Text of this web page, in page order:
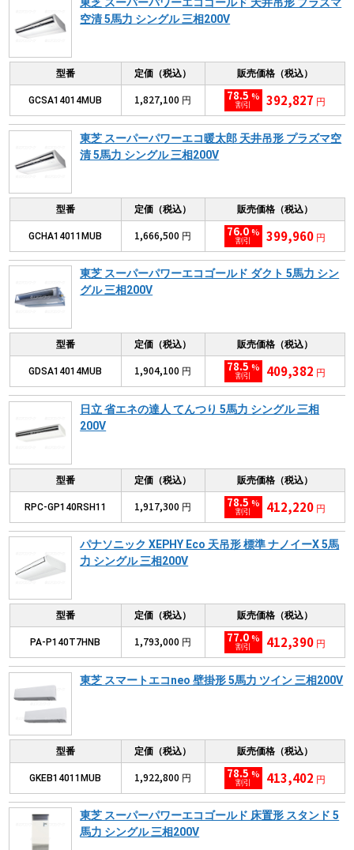
東芝 スーパーパワーエコゴールド 天井吊形 プラズマ
空清 5馬力 シングル 三相200V
型番 定価（税込） 販売価格（税込）
GCSA14014MUB 1,827,100 円 78.5 %
割引 392,827 円
東芝 スーパーパワーエコ暖太郎 天井吊形 プラズマ空
清 5馬力 シングル 三相200V
型番 定価（税込） 販売価格（税込）
GCHA14011MUB 1,666,500 円 76.0 %
割引 399,960 円
東芝 スーパーパワーエコゴールド ダクト 5馬力 シン
グル 三相200V
型番 定価（税込） 販売価格（税込）
GDSA14014MUB 1,904,100 円 78.5 %
割引 409,382 円
日立 省エネの達人 てんつり 5馬力 シングル 三相
200V
型番 定価（税込） 販売価格（税込）
RPC-GP140RSH11 1,917,300 円 78.5 %
割引 412,220 円
パナソニック XEPHY Eco 天吊形 標準 ナノイーX 5馬
力 シングル 三相200V
型番 定価（税込） 販売価格（税込）
PA-P140T7HNB 1,793,000 円 77.0 %
割引 412,390 円
東芝 スマートエコneo 壁掛形 5馬力 ツイン 三相200V
型番 定価（税込） 販売価格（税込）
GKEB14011MUB 1,922,800 円 78.5 %
割引 413,402 円
東芝 スーパーパワーエコゴールド 床置形 スタンド 5
馬力 シングル 三相200V